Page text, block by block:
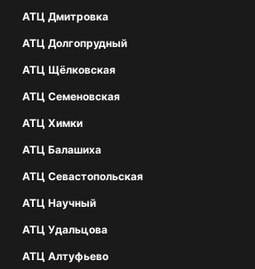
АТЦ Дмитровка
АТЦ Долгопрудный
АТЦ Щёлковская
АТЦ Семеновская
АТЦ Химки
АТЦ Балашиха
АТЦ Севастопольская
АТЦ Научный
АТЦ Удальцова
АТЦ Алтуфьево